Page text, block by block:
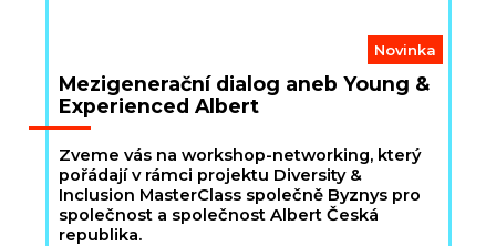
Novinka
Mezigenerační dialog aneb Young &
Experienced Albert
Zveme vás na workshop-networking, který
pořádají v rámci projektu Diversity &
Inclusion MasterClass společně Byznys pro
společnost a společnost Albert Česká
republika.